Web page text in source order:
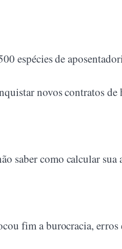
espécies de
novos contratos
saber como calcular sua
fim a burocracia, erros